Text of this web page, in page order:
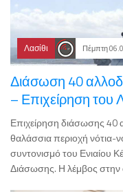
Λασίθι Πέμπτη
Διάσωση 40
– Επιχείρηση του
Επιχείρηση διάσωσης
θαλάσσια περιοχή νότια-
συντονισμό του Ενιαίου
Διάσωσης. Η λέμβος στην